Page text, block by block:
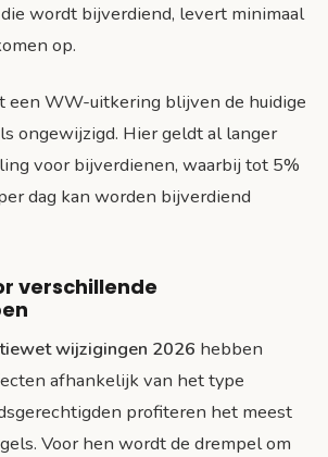
wordt bijverdiend, levert minimaal
op.
een WW-uitkering blijven de huidige
ongewijzigd. Hier geldt al langer
voor bijverdienen, waarbij tot 5%
dag kan worden bijverdiend
verschillende
wijzigingen 2026 hebben
afhankelijk van het type
profiteren het meest
Voor hen wordt de drempel om